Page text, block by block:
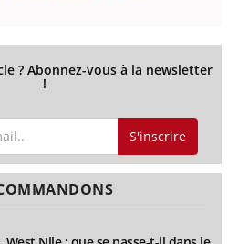
? Abonnez-vous à la newsletter
!
S'inscrire